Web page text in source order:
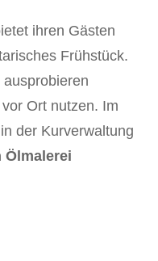
ihren Gästen
Frühstück.
vor Ort nutzen. Im
der Kurverwaltung
Ölmalerei